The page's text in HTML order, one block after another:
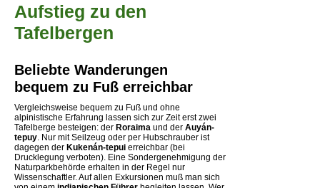
Aufstieg zu den
Tafelbergen
Beliebte Wanderungen 
bequem zu Fuß erreichbar
Vergleichsweise bequem zu Fuß und ohne
alpinistische Erfahrung lassen sich zur Zeit erst zwei
Tafelberge besteigen: der Roraima und der Auyán-
tepuy . Nur mit Seilzeug oder per Hubschrauber ist
dagegen der Kukenán-tepui erreichbar (bei
Drucklegung verboten). Eine Sondergenehmigung der
Naturparkbehörde erhalten in der Regel nur
Wissenschaftler. Auf allen Exkursionen muß man sich